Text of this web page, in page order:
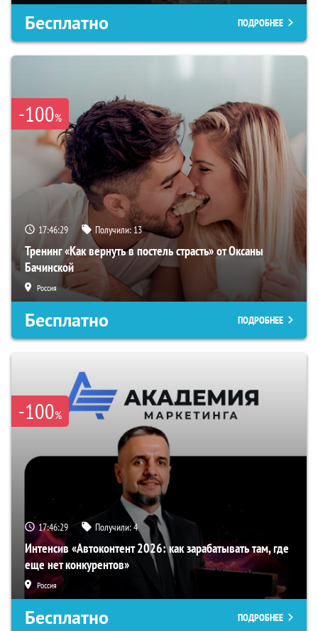
Бесплатно ПОДРОБНЕЕ
-100%
17:46:29 Получили:13
Тренинг «Как вернуть в постель страсть» от Оксаны
Бачинской
Россия
Бесплатно ПОДРОБНЕЕ
-100%
17:46:29 Получили:4
Интенсив «Автоконтент 2026: как зарабатывать там, где
еще нет конкурентов»
Россия
Бесплатно ПОДРОБНЕЕ